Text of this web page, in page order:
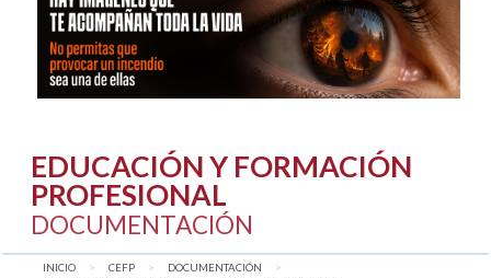
EDUCACIÓN Y FORMACIÓN
PROFESIONAL
DOCUMENTACIÓN
INICIO CEFP
DOCUMENTACIÓN